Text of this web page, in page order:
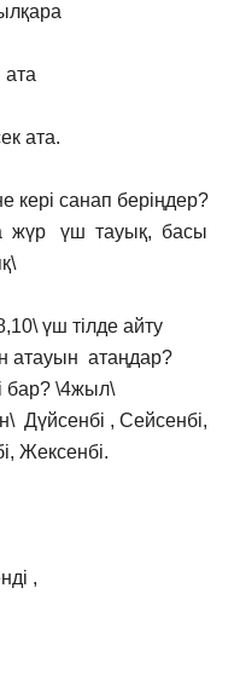
санап беріңдер?
жүр үш тауық, басы
үш тілде айту
атауын атаңдар?
бар? \4жыл\
Дүйсенбі , Сейсенбі,
Жексенбі.
,